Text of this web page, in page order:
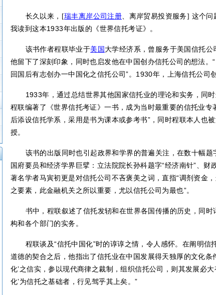
长久以来， [瑞丰离岸公司注册、离岸贸易投资服务] 这个问
我读到这本1933年出版的《世界信托考证》。
该书作者程联毕业于美国大学经济系，曾服务于美国信托
他留下了深刻印象，同时也启发他在中国创办信托公司的想法。
回国后有志创办一中国化之信托公司”。 1930年，上海信托公司
1933年，通过总结世界其他国家信托业的理论和实务，同
程联编著了《世界信托考证》一书，成为当时最重要的信托业专
后添设信托学系，采用是书为课本或参考书”，同时程联本人也
授。
该书的出版同时也引起政界和学界的普遍关注，在数十幅
国府要员和经济学界巨擘：立法院院长孙科题字“经济南针”、财
著名学者马寅初更是对信托公司不吝褒美之词，直指“调剂资金
之要素，此金融机关之所以重要，尤以信托公司为最也”。
书中，程联叙述了信托发轫和在世界各国传播的历史，同
构和各个部门的实务。
程联谈及“信托中国化”时的谆谆之情，令人感怀。在阐明信
道德的契合之后，他指出了信托业在中国发展得天独厚的文化条
化’之信实，参以现代商律之裁制，组织信托公司，则其发展必
化’为信托之基础者，行见驾乎其上矣。”